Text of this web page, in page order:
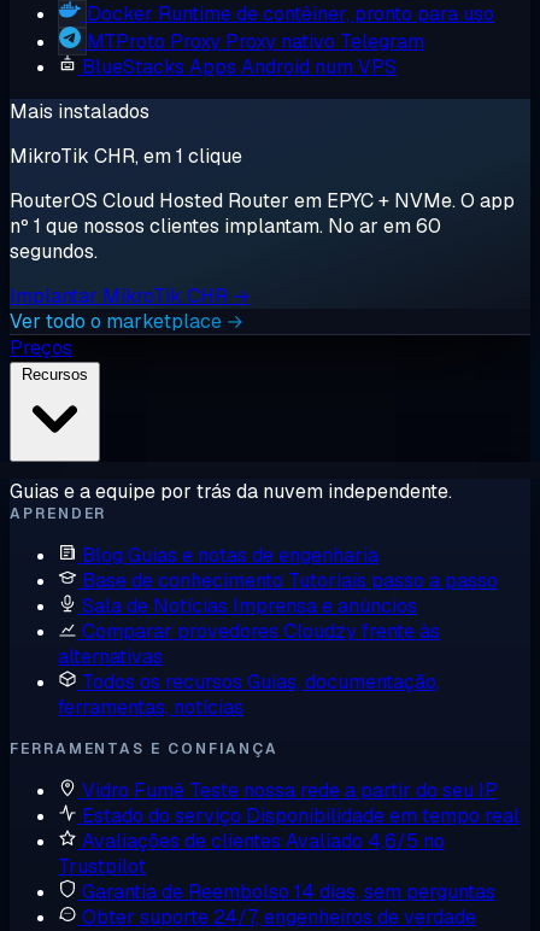
Docker Runtime de contêiner, pronto para uso
MTProto Proxy Proxy nativo Telegram
BlueStacks Apps Android num VPS
Mais instalados
MikroTik CHR, em 1 clique
RouterOS Cloud Hosted Router em EPYC + NVMe. O app
nº 1 que nossos clientes implantam. No ar em 60
segundos.
Implantar MikroTik CHR →
Ver todo o marketplace →
Preços
Guias e a equipe por trás da nuvem independente.
APRENDER
Blog Guias e notas de engenharia
Base de conhecimento Tutoriais passo a passo
Sala de Notícias Imprensa e anúncios
Comparar provedores Cloudzy frente às
alternativas
Todos os recursos Guias, documentação,
ferramentas, notícias
FERRAMENTAS E CONFIANÇA
Vidro Fumê Teste nossa rede a partir do seu IP
Estado do serviço Disponibilidade em tempo real
Avaliações de clientes Avaliado 4,6/5 no
Trustpilot
Garantia de Reembolso 14 dias, sem perguntas
Obter suporte 24/7, engenheiros de verdade